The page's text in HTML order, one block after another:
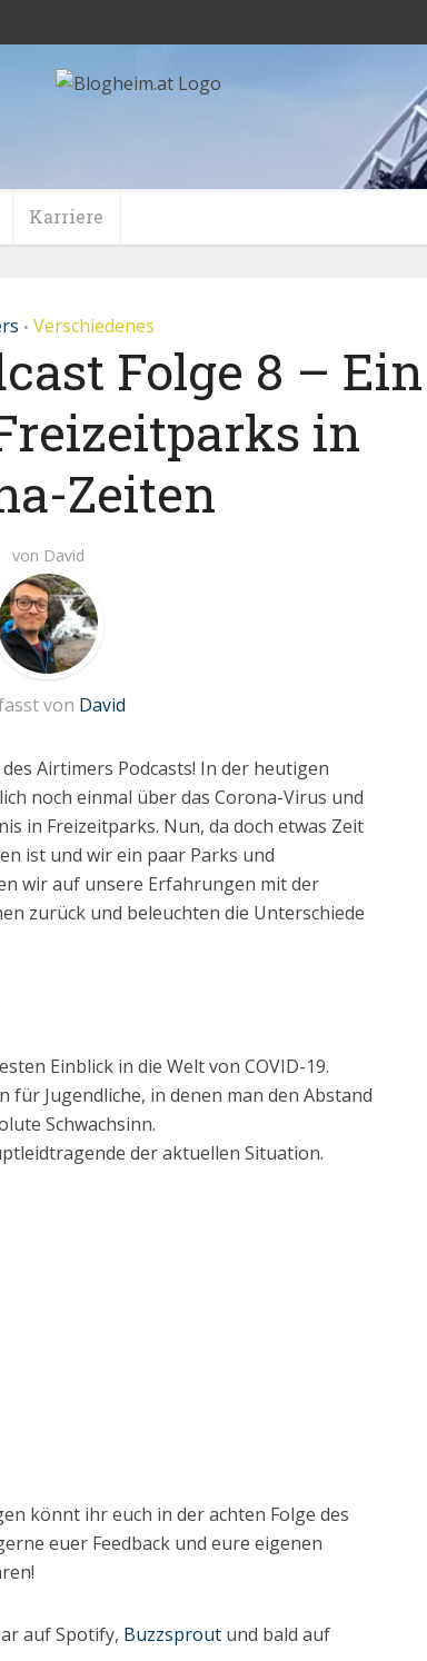
Karriere
• Verschiedenes
Folge 8 – Ein
in
Zeiten
von David
von David
Airtimers Podcasts! In der heutigen
noch einmal über das Corona-Virus und
in Freizeitparks. Nun, da doch etwas Zeit
ist und wir ein paar Parks und
wir auf unsere Erfahrungen mit der
zurück und beleuchten die Unterschiede
Einblick in die Welt von COVID-19.
für Jugendliche, in denen man den Abstand
Schwachsinn.
der aktuellen Situation.
könnt ihr euch in der achten Folge des
euer Feedback und eure eigenen
auf Spotify, Buzzsprout und bald auf